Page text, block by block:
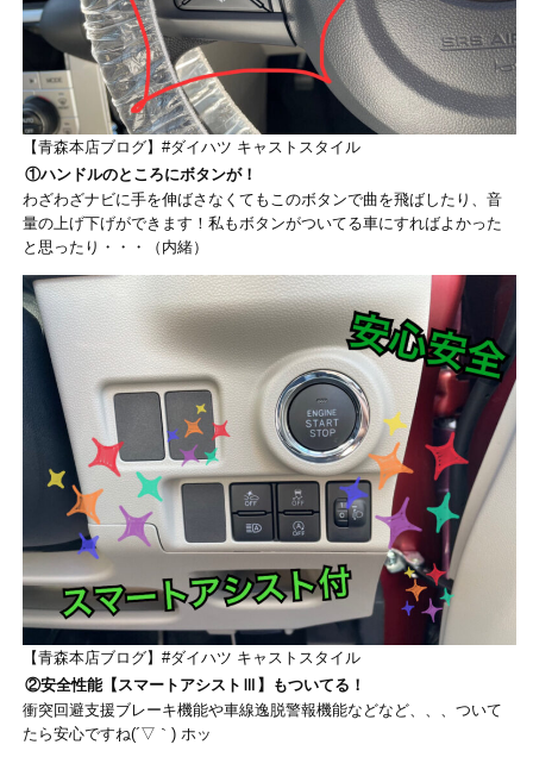
【青森本店ブログ】#ダイハツ キャストスタイル
①ハンドルのところにボタンが！
わざわざナビに手を伸ばさなくてもこのボタンで曲を飛ばしたり、音
量の上げ下げができます！私もボタンがついてる車にすればよかった
と思ったり・・・（内緒）
【青森本店ブログ】#ダイハツ キャストスタイル
②安全性能【スマートアシストⅢ】もついてる！
衝突回避支援ブレーキ機能や車線逸脱警報機能などなど、、、ついて
たら安心ですね(´▽｀) ホッ